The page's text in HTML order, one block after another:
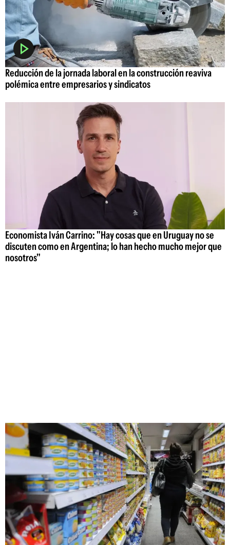
Reducción de la jornada laboral en la construcción reaviva
polémica entre empresarios y sindicatos
Economista Iván Carrino: "Hay cosas que en Uruguay no se
discuten como en Argentina; lo han hecho mucho mejor que
nosotros"